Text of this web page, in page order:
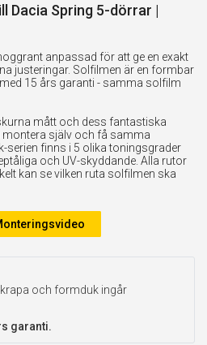
Dacia Spring 5-dörrar |
anpassad för att ge en exakt
justeringar. Solfilmen är en formbar
15 års garanti - samma solfilm
mått och dess fantastiska
montera själv och få samma
serien finns i 5 olika toningsgrader
och UV-skyddande. Alla rutor
kan se vilken ruta solfilmen ska
och formduk ingår
garanti.